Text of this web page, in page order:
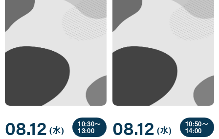
08.12 (水曜
)
10:30〜
13:00 08.12 (水曜
)
10:50〜
14:00